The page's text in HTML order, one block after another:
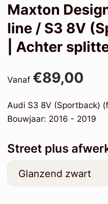
Maxton
line / S3 8V
| Achter
Vanaf €89,00
Audi S3 8V (Sportback)
Bouwjaar: 2016 - 2019
Street plus